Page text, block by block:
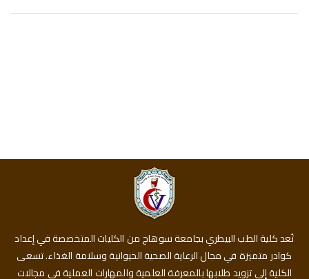
تُعد كلية الطب البيطري بجامعة سوهاج من الكليات المتخصصة في إعداد
كوادر متميزة في مجال الرعاية الصحية الحيوانية وسلامة الغذاء. تسعى
الكلية إلى تزويد طلابها بالمعرفة العلمية والمهارات العملية في مجالات